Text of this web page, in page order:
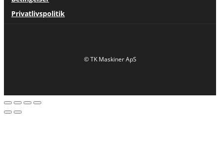
Privatlivspolitik
© TK Maskiner ApS